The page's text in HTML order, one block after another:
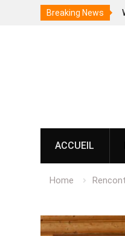
Breaking News
ACCUEIL
Home